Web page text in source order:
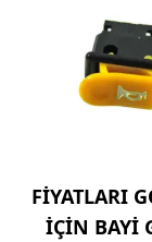
FİYATLARI
İÇİN BAYİ